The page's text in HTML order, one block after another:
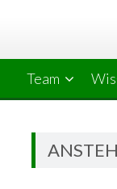
Team